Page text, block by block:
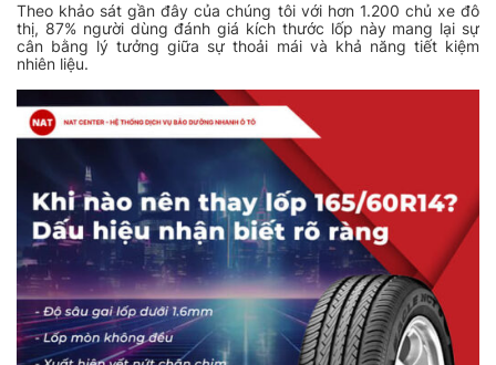
Theo khảo sát gần đây của chúng tôi với hơn 1.200 chủ xe đô
thị, 87% người dùng đánh giá kích thước lốp này mang lại sự
cân bằng lý tưởng giữa sự thoải mái và khả năng tiết kiệm
nhiên liệu.